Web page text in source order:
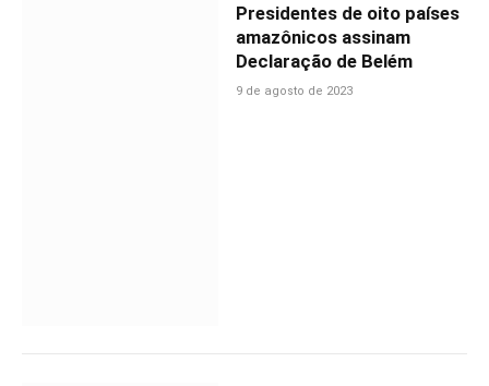
Presidentes de oito países
amazônicos assinam
Declaração de Belém
9 de agosto de 2023